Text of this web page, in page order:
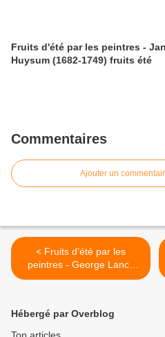
Fruits d'été par les peintres - Jan van
Huysum (1682-1749) fruits été
Commentaires
Ajouter un
< Fruits d'été par les
peintres - George Lance
(1802-1864) fruits d'été
Hébergé par Overblog